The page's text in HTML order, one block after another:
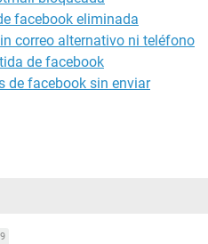
facebook eliminada
correo alternativo ni teléfono
de facebook
de facebook sin enviar